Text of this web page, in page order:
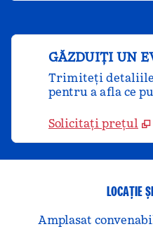
GĂZDUIȚI UN
Trimiteți
pentru a afla ce
Solicitați prețul
LOCAȚIE
Amplasat